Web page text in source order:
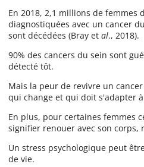
En 2018, 2,1 millions de femmes
diagnostiquées avec un cancer
sont décédées (Bray et al., 2018).
90% des cancers du sein sont
détecté tôt.
Mais la peur de revivre un
qui change et qui doit s'adapter
En plus, pour certaines femmes
signifier renouer avec son corps,
Un stress psychologique peut
de vie.